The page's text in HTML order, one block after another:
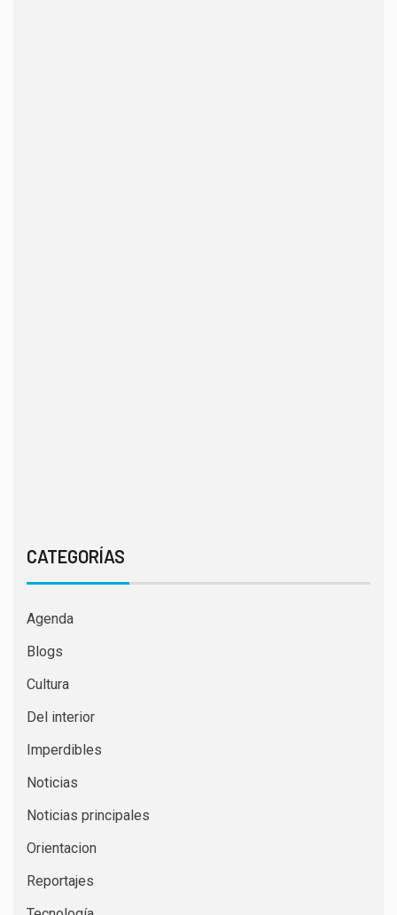
CATEGORÍAS
Agenda
Blogs
Cultura
Del interior
Imperdibles
Noticias
Noticias principales
Orientacion
Reportajes